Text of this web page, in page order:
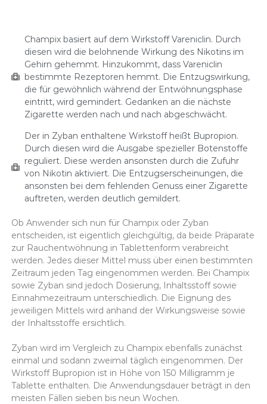
Champix basiert auf dem Wirkstoff Vareniclin. Durch
diesen wird die belohnende Wirkung des Nikotins im
Gehirn gehemmt. Hinzukommt, dass Vareniclin
bestimmte Rezeptoren hemmt. Die Entzugswirkung,
die für gewöhnlich während der Entwöhnungsphase
eintritt, wird gemindert. Gedanken an die nächste
Zigarette werden nach und nach abgeschwächt.
Der in Zyban enthaltene Wirkstoff heißt Bupropion.
Durch diesen wird die Ausgabe spezieller Botenstoffe
reguliert. Diese werden ansonsten durch die Zufuhr
von Nikotin aktiviert. Die Entzugserscheinungen, die
ansonsten bei dem fehlenden Genuss einer Zigarette
auftreten, werden deutlich gemildert.
Ob Anwender sich nun für Champix oder Zyban
entscheiden, ist eigentlich gleichgültig, da beide Präparate
zur Rauchentwöhnung in Tablettenform verabreicht
werden. Jedes dieser Mittel muss über einen bestimmten
Zeitraum jeden Tag eingenommen werden. Bei Champix
sowie Zyban sind jedoch Dosierung, Inhaltsstoff sowie
Einnahmezeitraum unterschiedlich. Die Eignung des
jeweiligen Mittels wird anhand der Wirkungsweise sowie
der Inhaltsstoffe ersichtlich.
Zyban wird im Vergleich zu Champix ebenfalls zunächst
einmal und sodann zweimal täglich eingenommen. Der
Wirkstoff Bupropion ist in Höhe von 150 Milligramm je
Tablette enthalten. Die Anwendungsdauer beträgt in den
meisten Fällen sieben bis neun Wochen.